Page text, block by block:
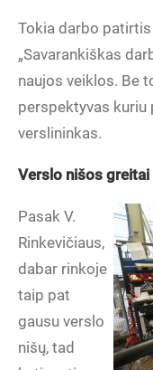
Tokia darbo
„Savarankiškas
naujos veiklos. Be
perspektyvas kuriu
verslininkas.
Verslo nišos
Pasak V.
Rinkevičiaus,
dabar rinkoje
taip pat
gausu verslo
nišų, tad